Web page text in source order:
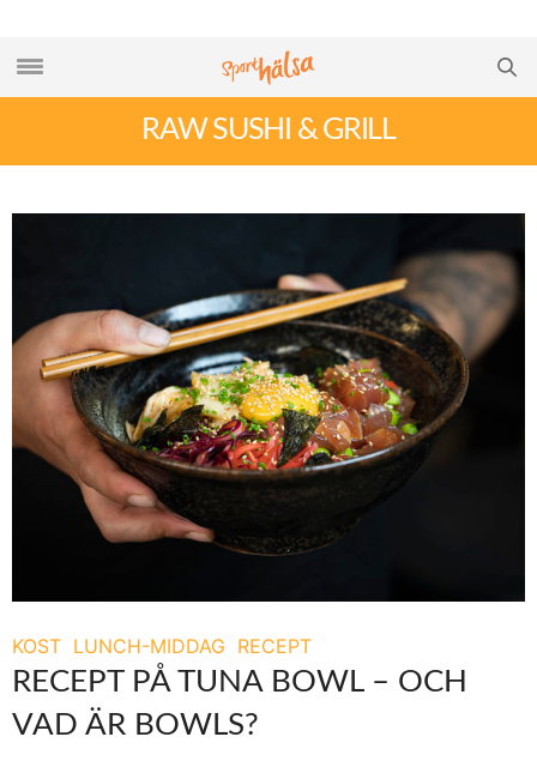
RAW SUSHI & GRILL
KOST LUNCH-MIDDAG RECEPT
RECEPT PÅ TUNA BOWL – OCH
VAD ÄR BOWLS?